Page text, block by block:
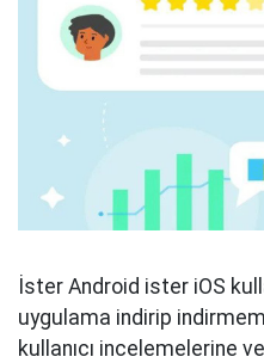
İster Android ister iOS
uygulama indirip
kullanıcı incelemelerine